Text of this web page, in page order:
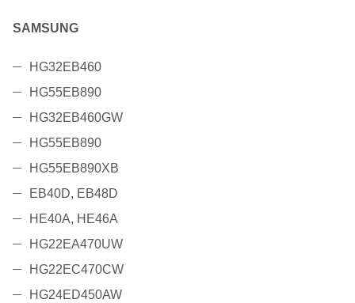
SAMSUNG
HG32EB460
HG55EB890
HG32EB460GW
HG55EB890
HG55EB890XB
EB40D, EB48D
HE40A, HE46A
HG22EA470UW
HG22EC470CW
HG24ED450AW